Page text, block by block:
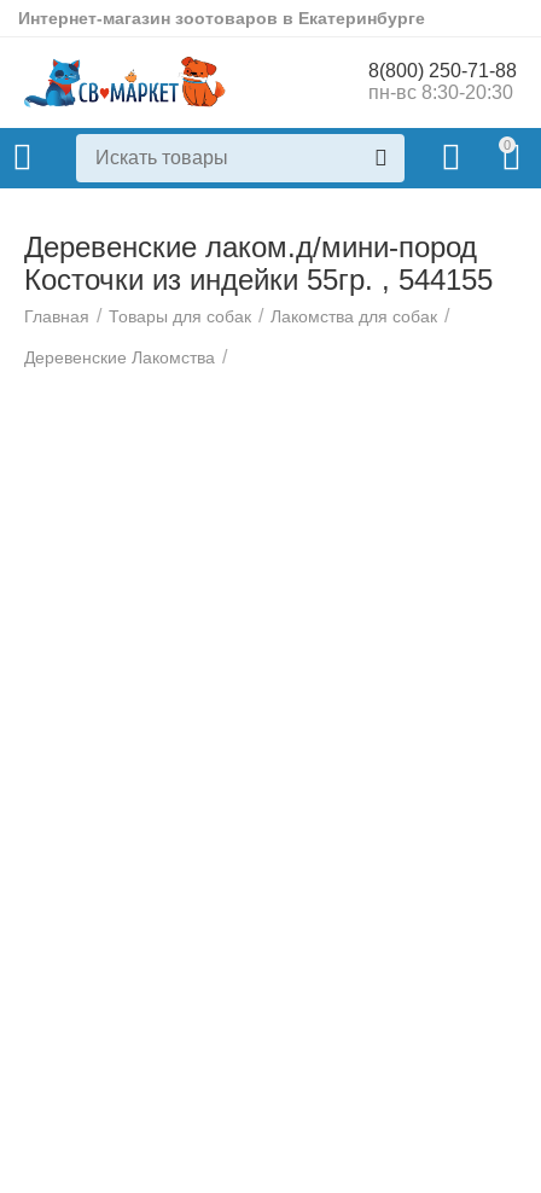
Интернет-магазин зоотоваров в Екатеринбурге
8(800) 250-71-88
пн-вс 8:30-20:30
0
Деревенские лаком.д/мини-пород
Косточки из индейки 55гр. , 544155
Главная / Товары для собак / Лакомства для собак /
Деревенские Лакомства /